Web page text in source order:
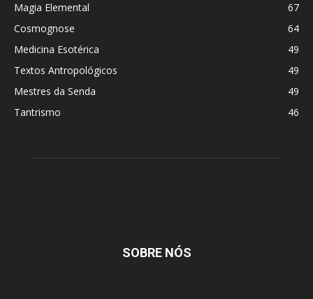
Magia Elemental
67
Cosmognose
64
Medicina Esotérica
49
Textos Antropológicos
49
Mestres da Senda
49
Tantrismo
46
SOBRE NÓS